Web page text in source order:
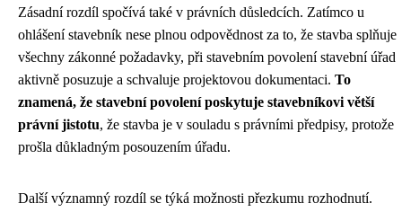
Zásadní rozdíl spočívá také v právních důsledcích. Zatímco u
ohlášení stavebník nese plnou odpovědnost za to, že stavba splňuje
všechny zákonné požadavky, při stavebním povolení stavební úřad
aktivně posuzuje a schvaluje projektovou dokumentaci. To
znamená, že stavební povolení poskytuje stavebníkovi větší
právní jistotu, že stavba je v souladu s právními předpisy, protože
prošla důkladným posouzením úřadu.
Další významný rozdíl se týká možnosti přezkumu rozhodnutí.